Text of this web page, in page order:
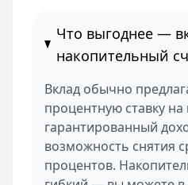
Что выгоднее —
накопительный
Вклад обычно
процентную ставку на
гарантированный
возможность снятия
процентов.